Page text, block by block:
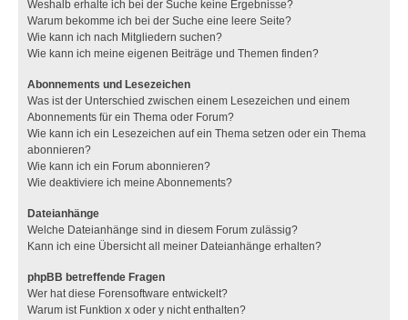
Weshalb erhalte ich bei der Suche keine Ergebnisse?
Warum bekomme ich bei der Suche eine leere Seite?
Wie kann ich nach Mitgliedern suchen?
Wie kann ich meine eigenen Beiträge und Themen finden?
Abonnements und Lesezeichen
Was ist der Unterschied zwischen einem Lesezeichen und einem
Abonnements für ein Thema oder Forum?
Wie kann ich ein Lesezeichen auf ein Thema setzen oder ein Thema
abonnieren?
Wie kann ich ein Forum abonnieren?
Wie deaktiviere ich meine Abonnements?
Dateianhänge
Welche Dateianhänge sind in diesem Forum zulässig?
Kann ich eine Übersicht all meiner Dateianhänge erhalten?
phpBB betreffende Fragen
Wer hat diese Forensoftware entwickelt?
Warum ist Funktion x oder y nicht enthalten?